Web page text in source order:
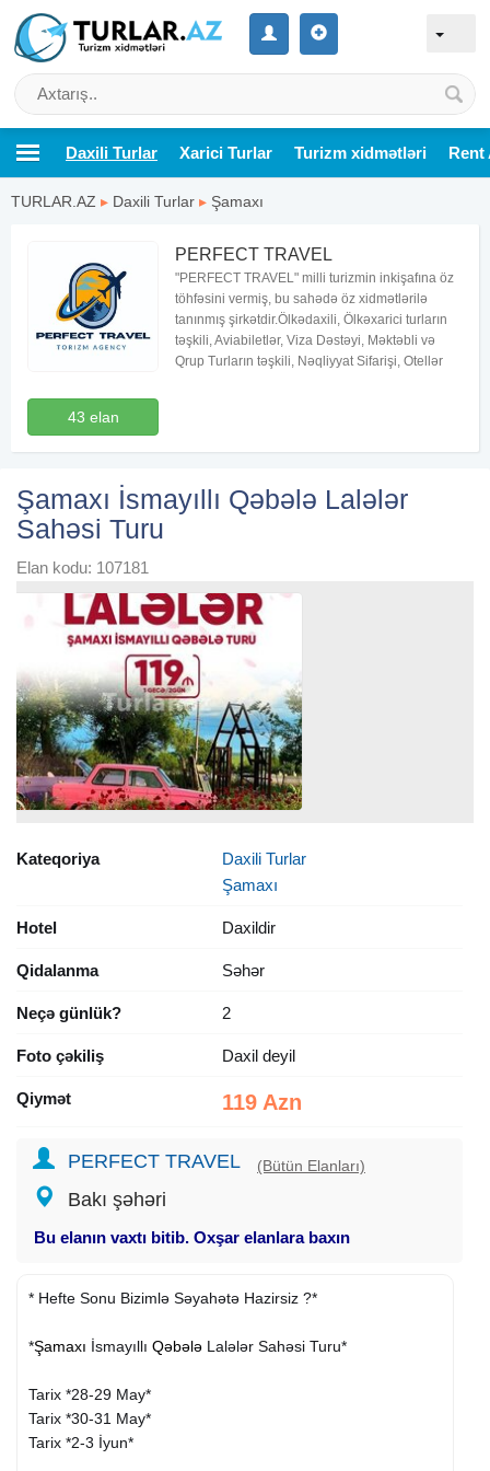
Daxili Turlar Xarici Turlar Turizm xidmətləri Rent
TURLAR.AZ ▸ Daxili Turlar ▸ Şamaxı
43 elan
PERFECT TRAVEL
"PERFECT TRAVEL" milli turizmin inkişafına öz
töhfəsini vermiş, bu sahədə öz xidmətlərilə
tanınmış şirkətdir.Ölkədaxili, Ölkəxarici turların
təşkili, Aviabiletlər, Viza Dəstəyi, Məktəbli və
Qrup Turların təşkili, Nəqliyyat Sifarişi, Otellər
Şamaxı İsmayıllı Qəbələ Lalələr
Sahəsi Turu
Elan kodu: 107181
Kateqoriya
Daxili Turlar
Şamaxı
Hotel Daxildir
Qidalanma Səhər
Neçə günlük? 2
Foto çəkiliş Daxil deyil
Qiymət 119 Azn
PERFECT TRAVEL (Bütün Elanları)
Bakı şəhəri
Bu elanın vaxtı bitib. Oxşar elanlara baxın
* Hefte Sonu Bizimlə Səyahətə Hazirsiz ?*
*Şamaxı İsmayıllı Qəbələ Lalələr Sahəsi Turu*
Tarix *28-29 May*
Tarix *30-31 May*
Tarix *2-3 İyun*